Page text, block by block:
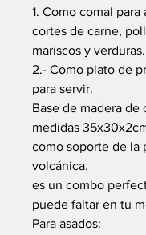
1. Como comal para
cortes de carne,
mariscos y verduras.
2.- Como plato de
para servir.
Base de madera de
medidas
como soporte de la
volcánica.
es un combo
puede faltar en tu
Para asados: